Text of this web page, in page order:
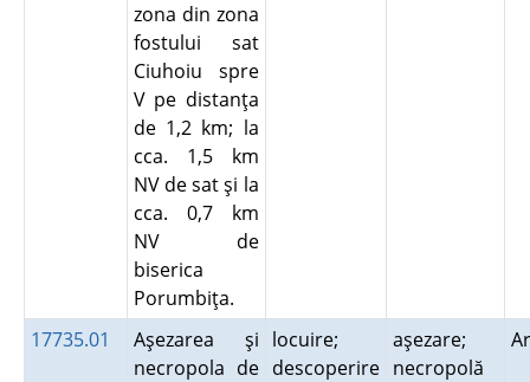
zona din zona
fostului sat
Ciuhoiu spre
V pe distanţa
de 1,2 km; la
cca. 1,5 km
NV de sat şi la
cca. 0,7 km
NV de
biserica
Porumbiţa.
17735.01
Aşezarea şi
necropola de
locuire;
descoperire
aşezare;
necropolă